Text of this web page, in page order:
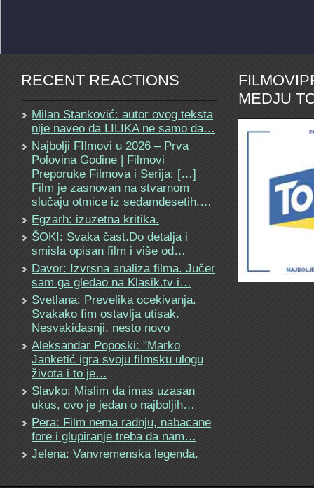
RECENT REACTIONS
Milan Stanković: autor ovog teksta
nije naveo da LILIKA ne samo da…
Najbolji FIlmovi u 2026 – Prva
Polovina Godine | Filmovi
Preporuke Filmova i Serija: […]
Film je zasnovan na stvarnom
slučaju otmice iz sedamdesetih.…
Egzarh: izuzetna kritika.
ŠOKI: Svaka čast.Do detalja i
smisla opisan film i više od…
Davor: Izvrsna analiza filma. Jučer
sam ga gledao na Klasik.tv i…
Svetlana: Prevelika ocekivanja.
Svakako fim ostavlja utisak.
Nesvakidasnji, nesto novo
Aleksandar Poposki: "Marko
Janketić igra svoju filmsku ulogu
života i to je…
Slavko: Mislim da imas uzasan
ukus, ovo je jedan o najboljih…
Pera: Film nema radnju, nabacane
fore i glupiranje treba da nam…
Jelena: Vanvremenska legenda.
MEDJU